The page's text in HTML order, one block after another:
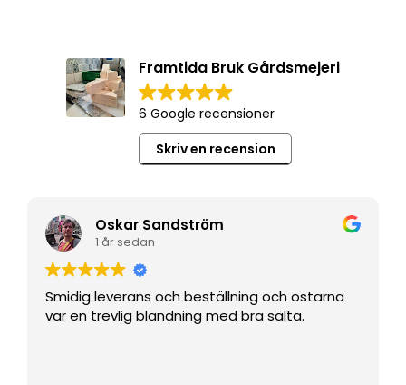
Framtida Bruk Gårdsmejeri
6 Google recensioner
Skriv en recension
Oskar Sandström
1 år sedan
Smidig leverans och beställning och ostarna
var en trevlig blandning med bra sälta.